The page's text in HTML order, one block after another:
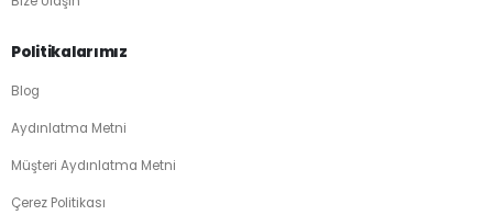
Politikalarımız
Blog
Aydınlatma Metni
Müşteri Aydınlatma Metni
Çerez Politikası